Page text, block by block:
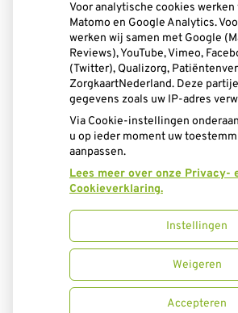
Woensdag:
08.00tot
-
13.30tot
-
Donderdag:
08.00tot
-
13.30tot
-
Aangesloten bij:
Uw Zorg Online|
Privacy verklaring Cookie-
Voor analytische cookies
Matomo en Google Analytics.
werken wij samen met Google
Reviews), YouTube, Vimeo,
(Twitter), Qualizorg,
ZorgkaartNederland. Deze
gegevens zoals uw IP-adres
Via Cookie-instellingen
u op ieder moment uw
aanpassen.
Lees meer over onze Privacy-
Cookieverklaring.
Instellingen
Weigeren
Accepteren